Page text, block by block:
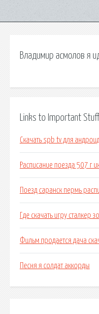
Владимир асмолов я
Links to Important Stuff
Скачать spb tv для
Расписание поезда 507 г
Поезд саранск пермь
Где скачать игру сталкер
Фильм продается дача
Песня я солдат аккорды